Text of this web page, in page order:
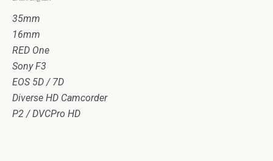
35mm
16mm
RED One
Sony F3
EOS 5D / 7D
Diverse HD Camcorder
P2 / DVCPro HD